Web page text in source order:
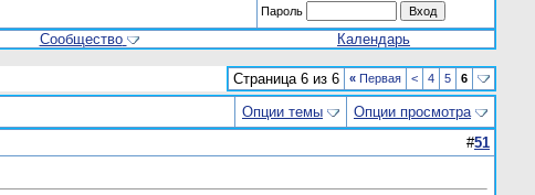
Пароль
Сообщество Календарь
Страница 6 из 6 « Первая < 4 5 6
Опции темы
Опции просмотра
#51